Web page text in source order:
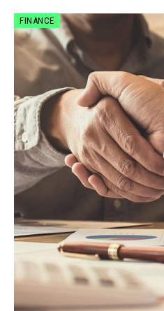
FINANCE